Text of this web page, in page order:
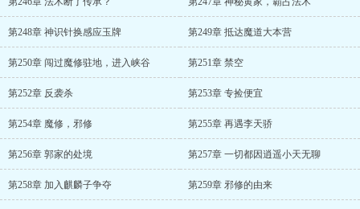
第248章 神识针换感应玉牌 第249章 抵达魔道大本营
第250章 闯过魔修驻地，进入峡谷 第251章 禁空
第252章 反袭杀 第253章 专捡便宜
第254章 魔修，邪修 第255章 再遇李天骄
第256章 郭家的处境 第257章 一切都因逍遥小天无聊
第258章 加入麒麟子争夺 第259章 邪修的由来